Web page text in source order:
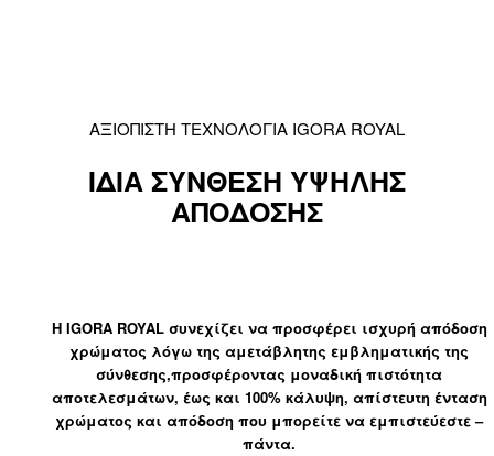
ΑΞΙΟΠΙΣΤΗ ΤΕΧΝΟΛΟΓΙΑ IGORA ROYAL
ΙΔΙΑ ΣΥΝΘΕΣΗ ΥΨΗΛΗΣ
ΑΠΟΔΟΣΗΣ
Η IGORA ROYAL συνεχίζει να προσφέρει ισχυρή απόδοση
χρώματος λόγω της αμετάβλητης εμβληματικής της
σύνθεσης,προσφέροντας μοναδική πιστότητα
αποτελεσμάτων, έως και 100% κάλυψη, απίστευτη ένταση
χρώματος και απόδοση που μπορείτε να εμπιστεύεστε –
πάντα.